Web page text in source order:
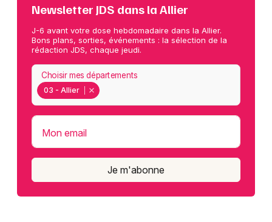
Newsletter JDS dans la Allier
J-6 avant votre dose hebdomadaire dans la Allier.
Bons plans, sorties, événements : la sélection de la
rédaction JDS, chaque jeudi.
03 - Allier
Choisir mes départements
Mon email
Je m'abonne